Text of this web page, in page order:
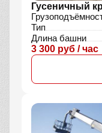
Гусеничный
Тип
Длина башни
3 300 руб / час